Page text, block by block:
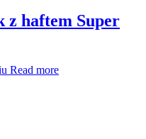
z haftem Super
Read more